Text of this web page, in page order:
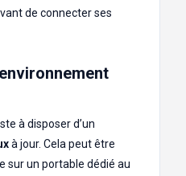
de connecter ses
à disposer d’un
à jour. Cela peut être
sur un portable dédié au